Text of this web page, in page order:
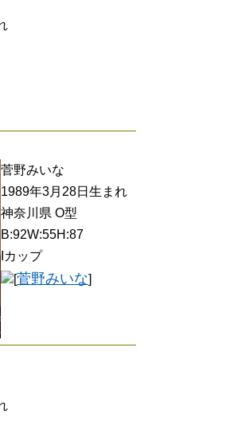
菅野みいな
1989年3月28日生まれ
神奈川県 O型
B:92W:55H:87
Iカップ
[菅野みいな]